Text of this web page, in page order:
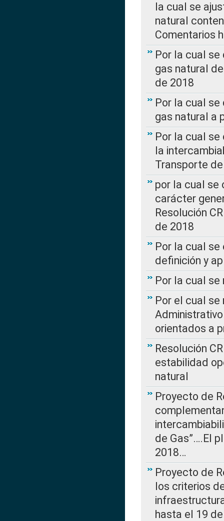
la cual se
natural
Comentarios
Por la cual
gas natural
de 2018
Por la cual
gas natural a
Por la cual
la
Transporte
por la cual se
carácter
Resolución
de 2018
Por la cual
definición y
Por la cual
Por el cual
orientados a
Resolución
estabilidad
natural
Proyecto de
de Gas”….El
2018…
Proyecto de
los criterios
hasta el 19